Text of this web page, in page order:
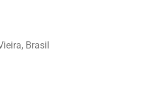
Brasil